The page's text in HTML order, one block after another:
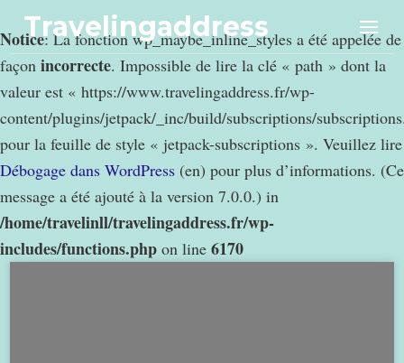
Notice: La fonction wp_maybe_inline_styles a été appelée de
façon incorrecte. Impossible de lire la clé « path » dont la
valeur est « https://www.travelingaddress.fr/wp-
content/plugins/jetpack/_inc/build/subscriptions/
pour la feuille de style « jetpack-subscriptions ». Veuillez lire
Débogage dans WordPress (en) pour plus d’informations. (Ce
message a été ajouté à la version 7.0.0.) in
/home/travelinll/travelingaddress.fr/wp-
includes/functions.php on line 6170
Travelingaddress